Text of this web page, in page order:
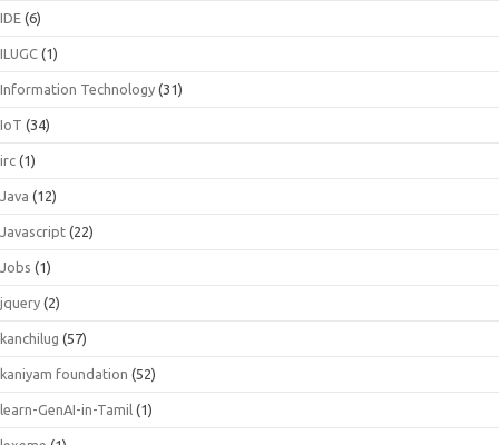
IDE (6)
ILUGC (1)
Information Technology (31)
IoT (34)
irc (1)
Java (12)
Javascript (22)
Jobs (1)
jquery (2)
kanchilug (57)
kaniyam foundation (52)
learn-GenAI-in-Tamil (1)